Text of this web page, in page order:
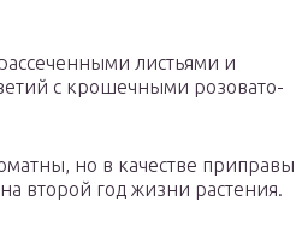
листьями и
с крошечными розовато-
но в качестве приправы
второй год жизни растения.